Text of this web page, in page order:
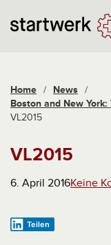
Home / News /
Boston and New
VL2015
VL2015
6. April 2016Keine
Teilen